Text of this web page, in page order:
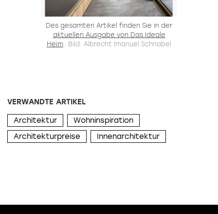
Des gesamten Artikel finden Sie in der
aktuellen Ausgabe von Das Ideale
Heim. Bild: Albrecht Imanuel Schnabel
VERWANDTE ARTIKEL
Architektur
Wohninspiration
Architekturpreise
Innenarchitektur